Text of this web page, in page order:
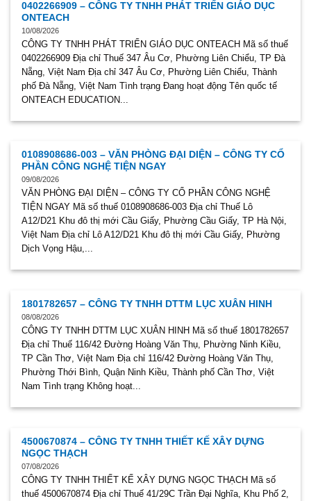
0402266909 – CÔNG TY TNHH PHÁT TRIỂN GIÁO DỤC
ONTEACH
10/08/2026
CÔNG TY TNHH PHÁT TRIỂN GIÁO DỤC ONTEACH Mã số thuế
0402266909 Địa chỉ Thuế 347 Âu Cơ, Phường Liên Chiểu, TP Đà
Nẵng, Việt Nam Địa chỉ 347 Âu Cơ, Phường Liên Chiểu, Thành
phố Đà Nẵng, Việt Nam Tình trạng Đang hoạt động Tên quốc tế
ONTEACH EDUCATION...
0108908686-003 – VĂN PHÒNG ĐẠI DIỆN – CÔNG TY CỔ
PHẦN CÔNG NGHỆ TIỆN NGAY
09/08/2026
VĂN PHÒNG ĐẠI DIỆN – CÔNG TY CỔ PHẦN CÔNG NGHỆ
TIỆN NGAY Mã số thuế 0108908686-003 Địa chỉ Thuế Lô
A12/D21 Khu đô thị mới Cầu Giấy, Phường Cầu Giấy, TP Hà Nội,
Việt Nam Địa chỉ Lô A12/D21 Khu đô thị mới Cầu Giấy, Phường
Dịch Vọng Hậu,...
1801782657 – CÔNG TY TNHH DTTM LỤC XUÂN HINH
08/08/2026
CÔNG TY TNHH DTTM LỤC XUÂN HINH Mã số thuế 1801782657
Địa chỉ Thuế 116/42 Đường Hoàng Văn Thụ, Phường Ninh Kiều,
TP Cần Thơ, Việt Nam Địa chỉ 116/42 Đường Hoàng Văn Thụ,
Phường Thới Bình, Quận Ninh Kiều, Thành phố Cần Thơ, Việt
Nam Tình trạng Không hoạt...
4500670874 – CÔNG TY TNHH THIẾT KẾ XÂY DỰNG
NGỌC THẠCH
07/08/2026
CÔNG TY TNHH THIẾT KẾ XÂY DỰNG NGỌC THẠCH Mã số
thuế 4500670874 Địa chỉ Thuế 41/29C Trần Đại Nghĩa, Khu Phố 2,